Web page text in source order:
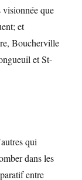
visionnée que
et
Boucherville
et St-
qui
dans les
entre